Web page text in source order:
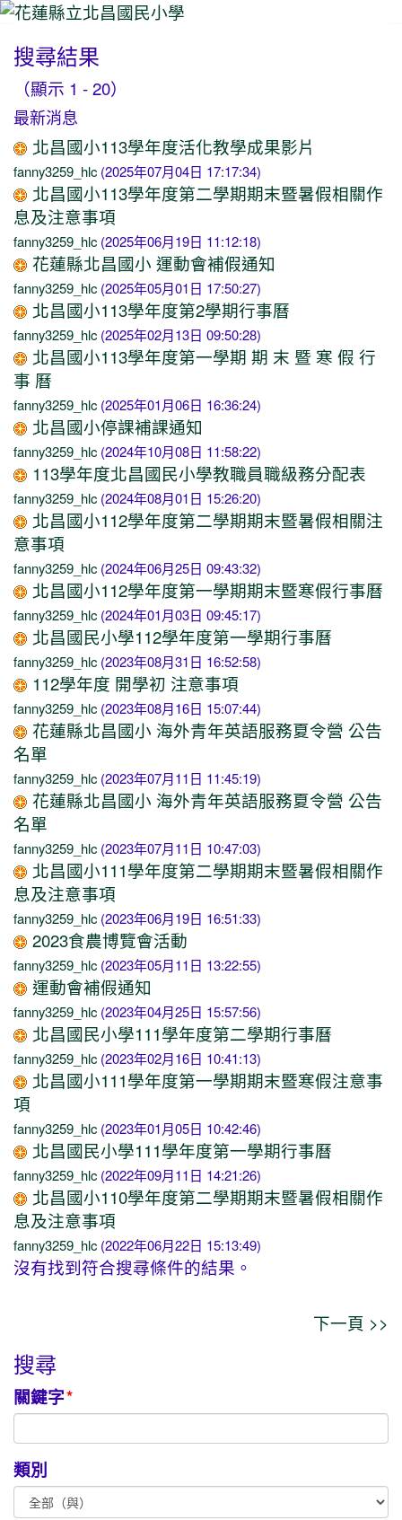
搜尋結果
（顯示 1 - 20）
最新消息
北昌國小113學年度活化教學成果影片
fanny3259_hlc (2025年07月04日 17:17:34)
北昌國小113學年度第二學期期末暨暑假相關作
息及注意事項
fanny3259_hlc (2025年06月19日 11:12:18)
花蓮縣北昌國小 運動會補假通知
fanny3259_hlc (2025年05月01日 17:50:27)
北昌國小113學年度第2學期行事曆
fanny3259_hlc (2025年02月13日 09:50:28)
北昌國小113學年度第一學期 期 末 暨 寒 假 行
事 曆
fanny3259_hlc (2025年01月06日 16:36:24)
北昌國小停課補課通知
fanny3259_hlc (2024年10月08日 11:58:22)
113學年度北昌國民小學教職員職級務分配表
fanny3259_hlc (2024年08月01日 15:26:20)
北昌國小112學年度第二學期期末暨暑假相關注
意事項
fanny3259_hlc (2024年06月25日 09:43:32)
北昌國小112學年度第一學期期末暨寒假行事曆
fanny3259_hlc (2024年01月03日 09:45:17)
北昌國民小學112學年度第一學期行事曆
fanny3259_hlc (2023年08月31日 16:52:58)
112學年度 開學初 注意事項
fanny3259_hlc (2023年08月16日 15:07:44)
花蓮縣北昌國小 海外青年英語服務夏令營 公告
名單
fanny3259_hlc (2023年07月11日 11:45:19)
花蓮縣北昌國小 海外青年英語服務夏令營 公告
名單
fanny3259_hlc (2023年07月11日 10:47:03)
北昌國小111學年度第二學期期末暨暑假相關作
息及注意事項
fanny3259_hlc (2023年06月19日 16:51:33)
2023食農博覽會活動
fanny3259_hlc (2023年05月11日 13:22:55)
運動會補假通知
fanny3259_hlc (2023年04月25日 15:57:56)
北昌國民小學111學年度第二學期行事曆
fanny3259_hlc (2023年02月16日 10:41:13)
北昌國小111學年度第一學期期末暨寒假注意事
項
fanny3259_hlc (2023年01月05日 10:42:46)
北昌國民小學111學年度第一學期行事曆
fanny3259_hlc (2022年09月11日 14:21:26)
北昌國小110學年度第二學期期末暨暑假相關作
息及注意事項
fanny3259_hlc (2022年06月22日 15:13:49)
沒有找到符合搜尋條件的結果。
下一頁 >>
搜尋
關鍵字*
類別